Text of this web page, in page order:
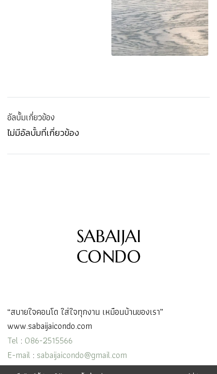
อัลบั้มเกี่ยวข้อง
ไม่มีอัลบั้มที่เกี่ยวข้อง
“สบายใจคอนโด ใส่ใจทุกงาน เหมือนบ้านของเรา”
www.sabaijaicondo.com
Tel : 086-2515566
E-mail : sabaijaicondo@gmail.com